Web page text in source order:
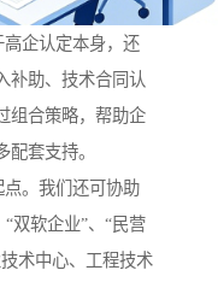
企认定本身，还
补助、技术合同认
组合策略，帮助企
套支持。
。我们还可协助
双软企业”、“民营
术中心、工程技术